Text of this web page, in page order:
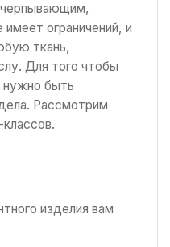
ограничений, и
ткань,
Для того чтобы
нужно быть
Рассмотрим
изделия вам